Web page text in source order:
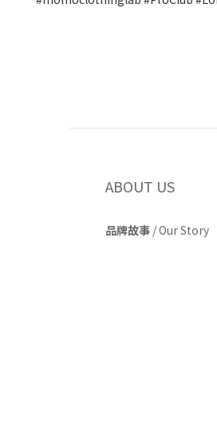
ABOUT US
品牌故事 /Our Story